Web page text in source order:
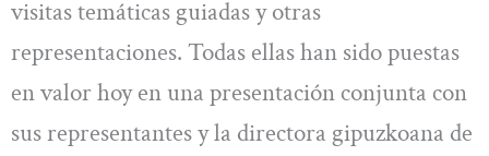
visitas temáticas guiadas y otras
representaciones. Todas ellas han sido puestas
en valor hoy en una presentación conjunta con
sus representantes y la directora gipuzkoana de